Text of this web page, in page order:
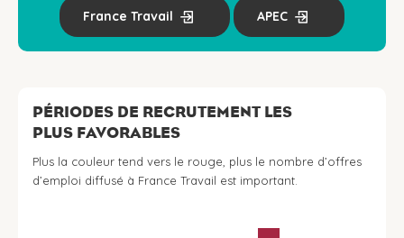
France Travail APEC
PÉRIODES DE RECRUTEMENT LES
PLUS FAVORABLES
Plus la couleur tend vers le rouge, plus le nombre d’offres
d’emploi diffusé à France Travail est important.